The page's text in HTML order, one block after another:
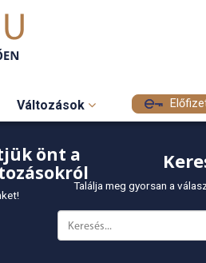
Változások
önt a
Találja meg gyorsan a